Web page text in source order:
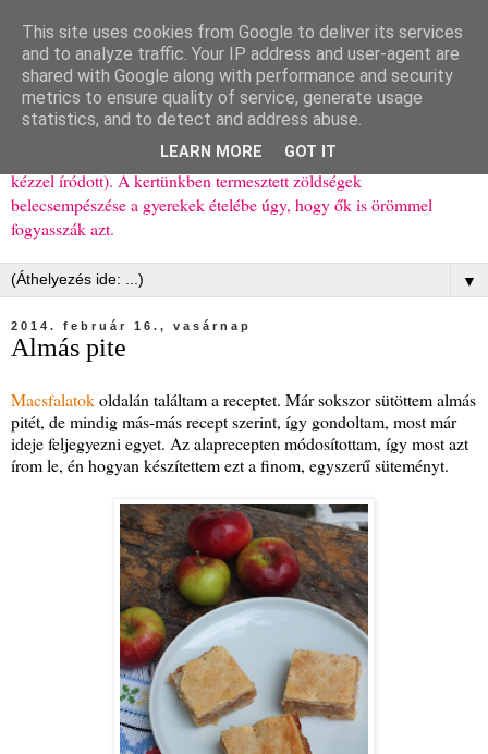
Ízőrző
Kisgyerekes család kipróbált, többnyire egészséges ételeket
bemutató receptjei a mindennapokra (mert a papírfecniket folyton
elhagyom) és gyerekeimnek ajándékba (mint régen, csak ez nem
kézzel íródott). A kertünkben termesztett zöldségek
belecsempészése a gyerekek ételébe úgy, hogy ők is örömmel
fogyasszák azt.
▼
2014. február 16., vasárnap
Almás pite
Macsfalatokoldalán találtam a receptet. Már sokszor sütöttem almás
pitét, de mindig más-más recept szerint, így gondoltam, most már
ideje feljegyezni egyet. Az alaprecepten módosítottam, így most azt
írom le, én hogyan készítettem ezt a finom, egyszerű süteményt.
This site uses cookies from Google to deliver its services
and to analyze traffic. Your IP address and user-agent are
shared with Google along with performance and security
metrics to ensure quality of service, generate usage
statistics, and to detect and address abuse.
LEARN MORE GOT IT